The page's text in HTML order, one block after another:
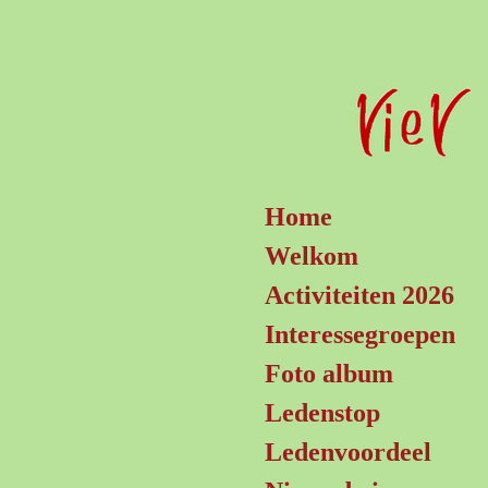
Home
Welkom
Activiteiten 2026
Interessegroepen
Foto album
Ledenstop
Ledenvoordeel